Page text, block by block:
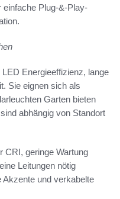
einfache Plug-&-Play-
Energieeffizienz, lange
Sie eignen sich als
Garten bieten
abhängig von Standort
CRI, geringe Wartung
Leitungen nötig
Akzente und verkabelte